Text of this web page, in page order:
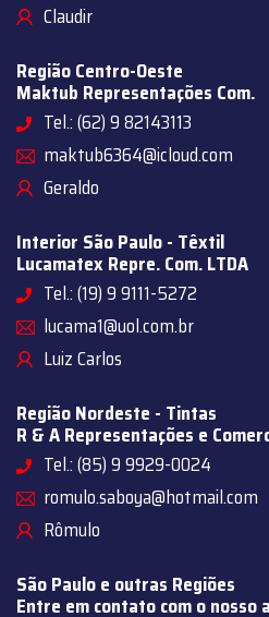
Claudir
Região Centro-Oeste
Maktub Representações Com.
Tel.: (62) 9 82143113
maktub6364@icloud.com
Geraldo
Interior São Paulo - Têxtil
Lucamatex Repre. Com. LTDA
Tel.: (19) 9 9111-5272
lucama1@uol.com.br
Luiz Carlos
Região Nordeste - Tintas
R & A Representações e
Tel.: (85) 9 9929-0024
romulo.saboya@hotmail.com
Rômulo
São Paulo e outras Regiões
Entre em contato com o